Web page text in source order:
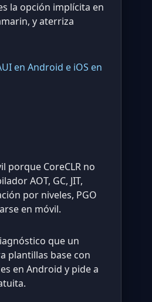
la opción implícita en
y aterriza
en Android e iOS en
porque CoreCLR no
AOT, GC, JIT,
por niveles, PGO
en móvil.
que un
plantillas base con
en Android y pide a